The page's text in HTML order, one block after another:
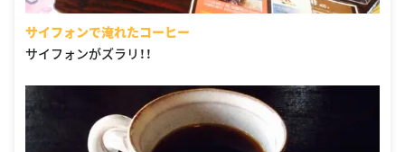
サイフォンで淹れたコーヒー
サイフォンがズラリ！！